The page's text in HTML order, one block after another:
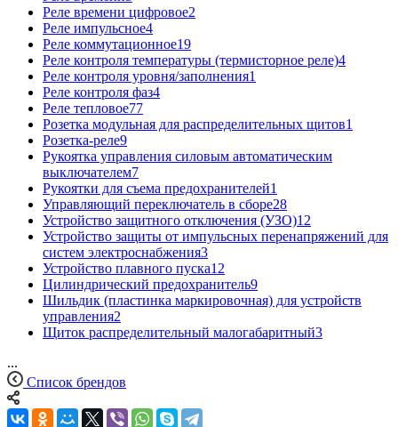
Реле времени цифровое2
Реле импульсное4
Реле коммутационное19
Реле контроля температуры (термисторное реле)4
Реле контроля уровня/заполнения1
Реле контроля фаз4
Реле тепловое77
Розетка модульная для распределительных щитов1
Розетка-реле9
Рукоятка управления силовым автоматическим
выключателем7
Рукоятки для съема предохранителей1
Управляющий переключатель в сборе28
Устройство защитного отключения (УЗО)12
Устройство защиты от импульсных перенапряжений для
систем электроснабжения3
Устройство плавного пуска12
Цилиндрический предохранитель9
Шильдик (пластинка маркировочная) для устройств
управления2
Щиток распределительный малогабаритный3
...
Список брендов